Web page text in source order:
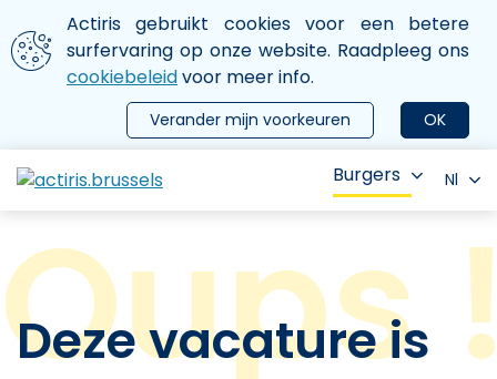
Aller au contenu principal
We gebruiken cookies
Actiris gebruikt cookies voor een betere
surfervaring op onze website. Raadpleeg ons
cookiebeleidvoor meer info.
OK
Verander mijn voorkeuren
le menu
Burgers Nl
Deze vacature is